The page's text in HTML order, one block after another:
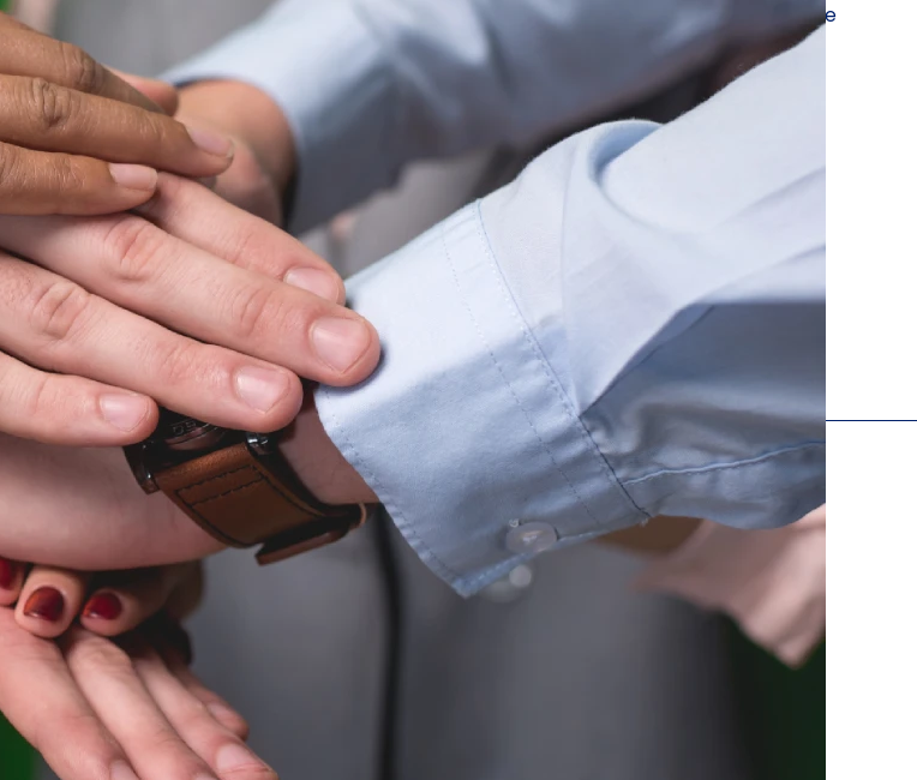
Anlagen für Boden-Deckel-Formate
KartonschliessmaschinenMessysteme
SOFTWARE
Cloud und Cloud
prime
Box designer
E-LINK
Web Report
Qbox